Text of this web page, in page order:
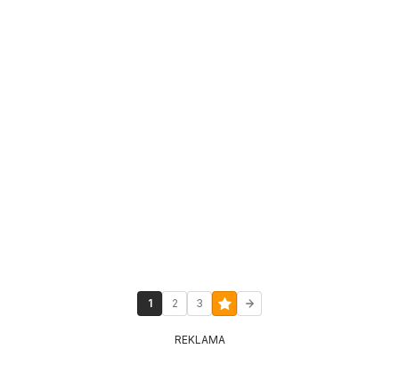
1 2 3
REKLAMA